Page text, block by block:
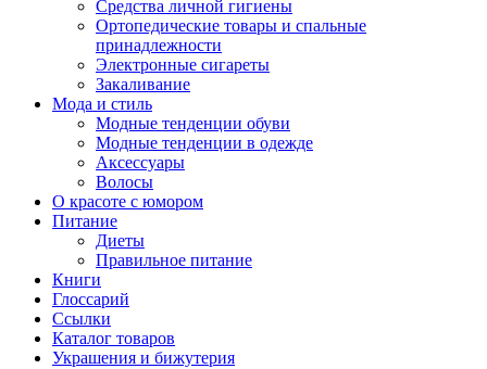
Средства личной гигиены
Ортопедические товары и спальные
принадлежности
Электронные сигареты
Закаливание
Мода и стиль
Модные тенденции обуви
Модные тенденции в одежде
Аксессуары
Волосы
О красоте с юмором
Питание
Диеты
Правильное питание
Книги
Глоссарий
Ссылки
Каталог товаров
Украшения и бижутерия